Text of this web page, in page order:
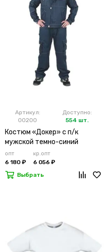
Артикул:
00200
Доступно:
554 шт.
Костюм «Докер» с п/к
мужской темно-синий
опт
6 180 ₽
кр.опт
6 056 ₽
Выбрать